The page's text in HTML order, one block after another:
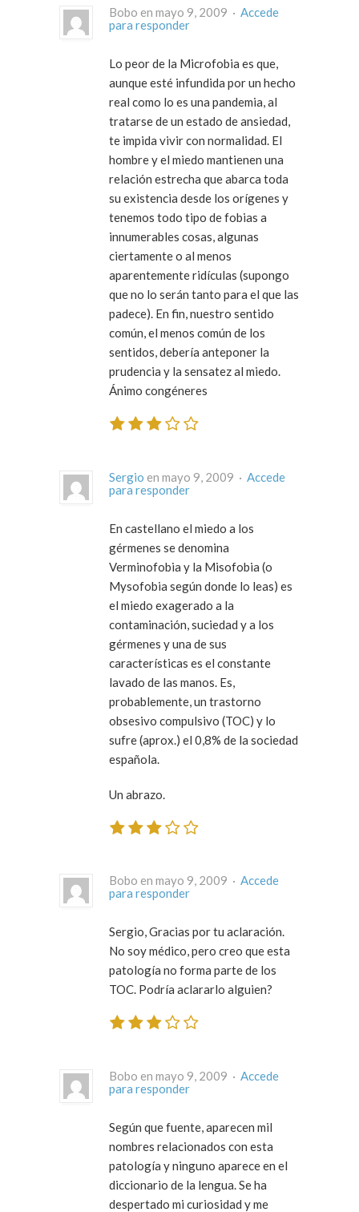
Bobo en mayo 9, 2009 · Accede
para responder
Lo peor de la Microfobia es que,
aunque esté infundida por un hecho
real como lo es una pandemia, al
tratarse de un estado de ansiedad,
te impida vivir con normalidad. El
hombre y el miedo mantienen una
relación estrecha que abarca toda
su existencia desde los orígenes y
tenemos todo tipo de fobias a
innumerables cosas, algunas
ciertamente o al menos
aparentemente ridículas (supongo
que no lo serán tanto para el que las
padece). En fin, nuestro sentido
común, el menos común de los
sentidos, debería anteponer la
prudencia y la sensatez al miedo.
Ánimo congéneres
Sergio en mayo 9, 2009 · Accede
para responder
En castellano el miedo a los
gérmenes se denomina
Verminofobia y la Misofobia (o
Mysofobia según donde lo leas) es
el miedo exagerado a la
contaminación, suciedad y a los
gérmenes y una de sus
características es el constante
lavado de las manos. Es,
probablemente, un trastorno
obsesivo compulsivo (TOC) y lo
sufre (aprox.) el 0,8% de la sociedad
española.
Un abrazo.
Bobo en mayo 9, 2009 · Accede
para responder
Sergio, Gracias por tu aclaración.
No soy médico, pero creo que esta
patología no forma parte de los
TOC. Podría aclararlo alguien?
Bobo en mayo 9, 2009 · Accede
para responder
Según que fuente, aparecen mil
nombres relacionados con esta
patología y ninguno aparece en el
diccionario de la lengua. Se ha
despertado mi curiosidad y me